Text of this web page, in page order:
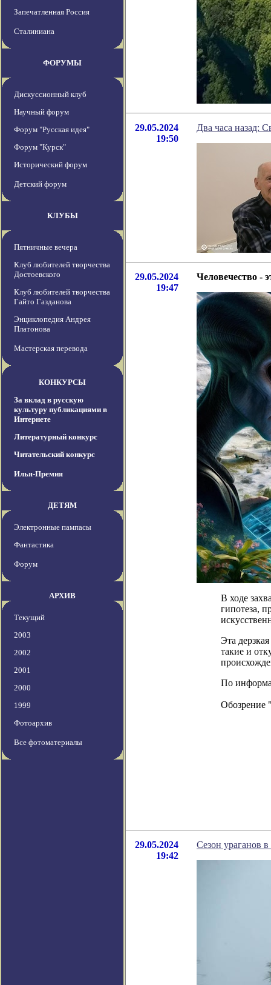
Запечатленная Россия
Сталиниана
ФОРУМЫ
Дискуссионный клуб
Научный форум
Форум "Русская идея"
Форум "Курск"
Исторический форум
Детский форум
КЛУБЫ
Пятничные вечера
Клуб любителей творчества
Достоевского
Клуб любителей творчества
Гайто Газданова
Энциклопедия Андрея
Платонова
Мастерская перевода
КОНКУРСЫ
За вклад в русскую
культуру публикациями в
Интернете
Литературный конкурс
Читательский конкурс
Илья-Премия
ДЕТЯМ
Электронные пампасы
Фантастика
Форум
АРХИВ
Текущий
2003
2002
2001
2000
1999
Фотоархив
Все фотоматериалы
29.05.2024
19:50
Два часа назад:
29.05.2024
19:47
Человечество -
В ходе
гипотеза,
Эта
такие и
По
Обозрение
29.05.2024
19:42
Сезон ураганов